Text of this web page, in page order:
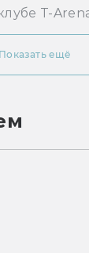
T-
Показать ещё